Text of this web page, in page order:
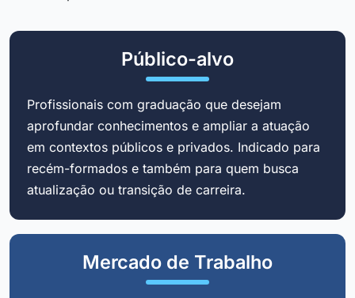
Público-alvo
Profissionais com graduação que desejam
aprofundar conhecimentos e ampliar a atuação
em contextos públicos e privados. Indicado para
recém-formados e também para quem busca
atualização ou transição de carreira.
Mercado de Trabalho